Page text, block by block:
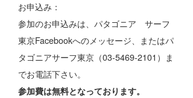
お申込み：
参加のお申込みは、パタゴニア サーフ
東京Facebookへのメッセージ、またはパ
タゴニアサーフ東京（03-5469-2101）ま
でお電話下さい。
参加費は無料となっております。
予報士 hiro.
banpaku
Mr.K
chappy